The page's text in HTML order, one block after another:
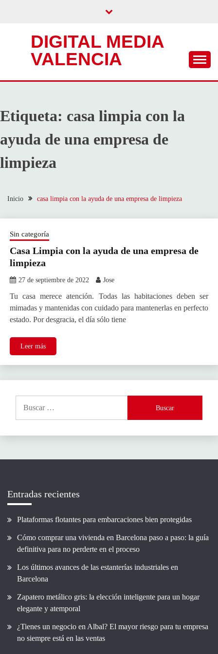
DIGITAL MEDIA
VALENCIA
Etiqueta: casa limpia con la
ayuda de una empresa de
limpieza
Inicio casa limpia con la ayuda de una empresa de limpieza
Sin categoría
Casa Limpia con la ayuda de una empresa de
limpieza
27 de septiembre de 2022 Jose
Tu casa merece atención. Todas las habitaciones deben ser
mimadas y mantenidas con cuidado para mantenerlas en perfecto
estado. Por desgracia, el día sólo tiene
Leer más
Entradas recientes
Plataformas flotantes para embarcaciones bien protegidas
Cómo comprar una vivienda en Barcelona paso a paso: la guía
definitiva para no perderte en el proceso
Los últimos avances de las estanterías industriales en
Barcelona
Zapatero metálico gris: la elección inteligente para un hogar
elegante y atemporal
¿Tienes un negocio en Albal? El mayor riesgo para tu empresa
no siempre está en las ventas